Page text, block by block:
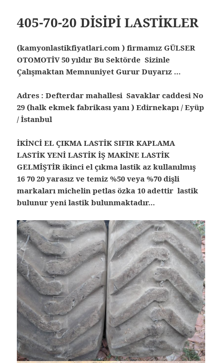
405-70-20 DİSİPİ LASTİKLER
(kamyonlastikfiyatlari.com ) firmamız GÜLSER
OTOMOTİV 50 yıldır Bu Sektörde Sizinle
Çalışmaktan Memnuniyet Gurur Duyarız …
Adres : Defterdar mahallesi Savaklar caddesi No
29 (halk ekmek fabrikası yanı ) Edirnekapı / Eyüp
/ İstanbul
İKİNCİ EL ÇIKMA LASTİK SIFIR KAPLAMA
LASTİK YENİ LASTİK İŞ MAKİNE LASTİK
GELMİŞTİR ikinci el çıkma lastik az kullanılmış
16 70 20 yarasız ve temiz %50 veya %70 dişli
markaları michelin petlas özka 10 adettir lastik
bulunur yeni lastik bulunmaktadır…